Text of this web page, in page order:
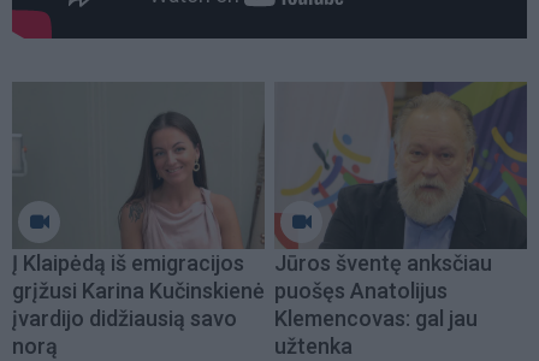
Į Klaipėdą iš emigracijos
grįžusi Karina Kučinskienė
įvardijo didžiausią savo
norą
Jūros šventę anksčiau
puošęs Anatolijus
Klemencovas: gal jau
užtenka